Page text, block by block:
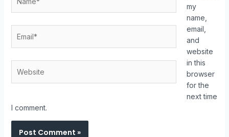
my
name,
email,
and
website
in this
browser
for the
next time
I comment.